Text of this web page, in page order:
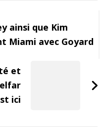
ainsi que Kim
Miami avec Goyard
et
ici